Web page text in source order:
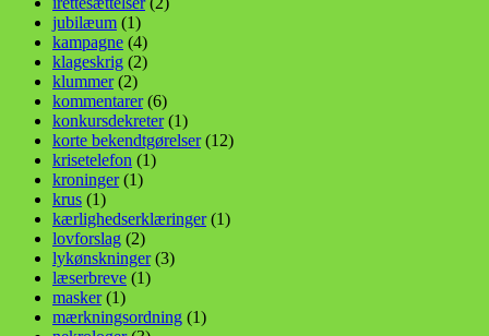
jubilæum (1)
kampagne (4)
klageskrig (2)
klummer(2)
kommentarer(6)
konkursdekreter(1)
korte bekendtgørelser(12)
krisetelefon (1)
kroninger(1)
krus (1)
kærlighedserklæringer(1)
lovforslag (2)
lykønskninger(3)
læserbreve (1)
masker(1)
mærkningsordning (1)